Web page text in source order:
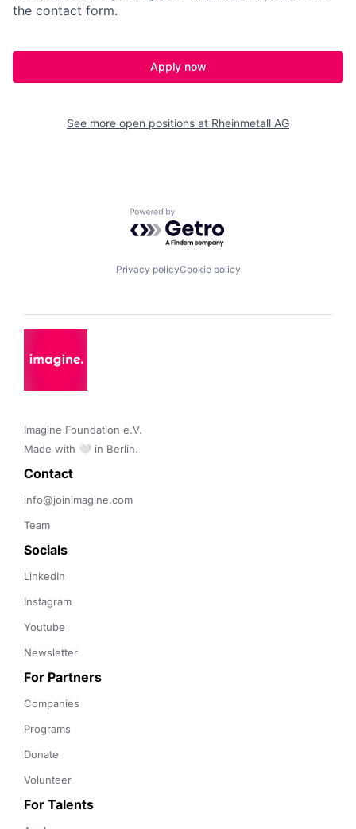
the contact form.
Apply now
See more open positions at Rheinmetall AG
Powered by Getro.com
Privacy policyCookie policy
Imagine Foundation e.V.
Made with 🤍 in Berlin.
Contact
info@joinimagine.com
Team
Socials
LinkedIn
Instagram
Youtube
Newsletter
For Partners
Companies
Programs
Donate
Volunteer
For Talents